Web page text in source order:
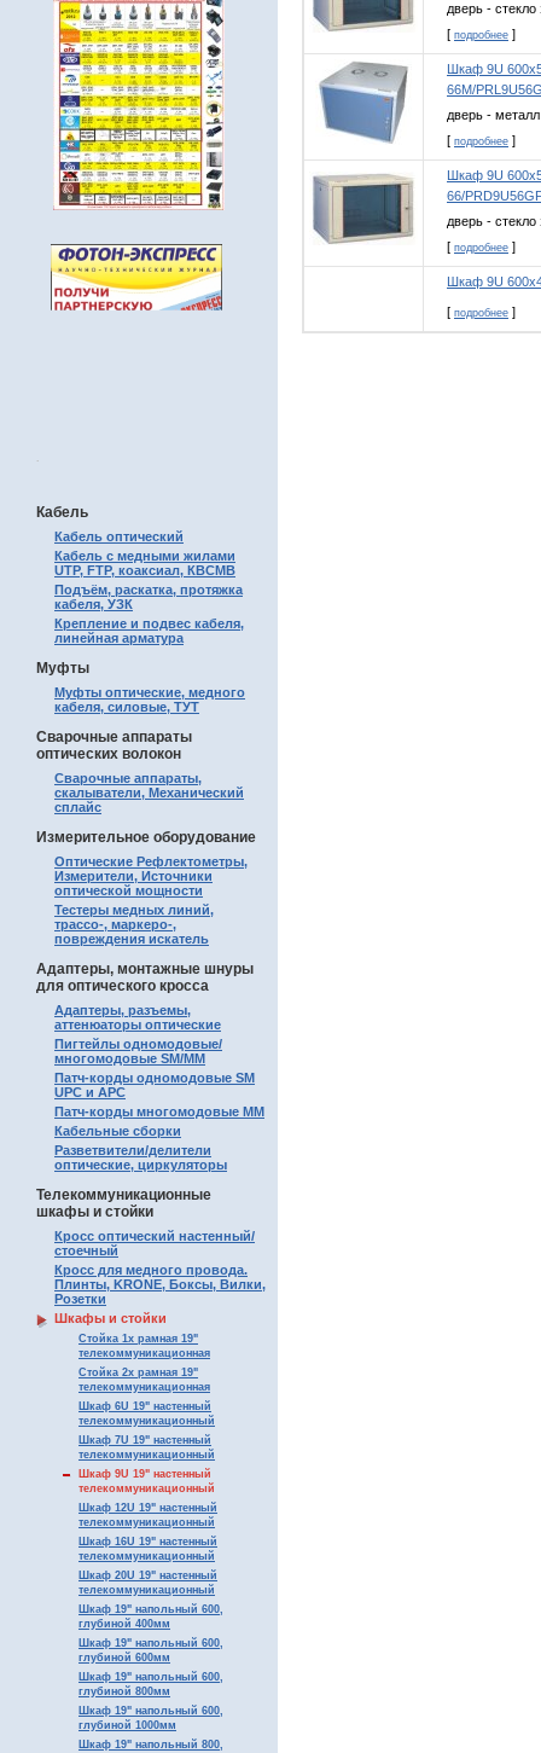
.
Кабель
Кабель оптический
Кабель с медными жилами
UTP, FTP, коаксиал, КВСМВ
Подъём, раскатка, протяжка
кабеля, УЗК
Крепление и подвес кабеля,
линейная арматура
Муфты
Муфты оптические, медного
кабеля, силовые, ТУТ
Сварочные аппараты
оптических волокон
Сварочные аппараты,
скалыватели, Механический
сплайс
Измерительное оборудование
Оптические Рефлектометры,
Измерители, Источники
оптической мощности
Тестеры медных линий,
трассо-, маркеро-,
повреждения искатель
Адаптеры, монтажные шнуры
для оптического кросса
Адаптеры, разъемы,
аттенюаторы оптические
Пигтейлы одномодовые/
многомодовые SM/MM
Патч-корды одномодовые SM
UPC и APC
Патч-корды многомодовые MM
Кабельные сборки
Разветвители/делители
оптические, циркуляторы
Телекоммуникационные
шкафы и стойки
Кросс оптический настенный/
стоечный
Кросс для медного провода.
Плинты, KRONE, Боксы, Вилки,
Розетки
Шкафы и стойки
Стойка 1х рамная 19"
телекоммуникационная
Стойка 2х рамная 19"
телекоммуникационная
Шкаф 6U 19" настенный
телекоммуникационный
Шкаф 7U 19" настенный
телекоммуникационный
Шкаф 9U 19" настенный
телекоммуникационный
Шкаф 12U 19" настенный
телекоммуникационный
Шкаф 16U 19" настенный
телекоммуникационный
Шкаф 20U 19" настенный
телекоммуникационный
Шкаф 19" напольный 600,
глубиной 400мм
Шкаф 19" напольный 600,
глубиной 600мм
Шкаф 19" напольный 600,
глубиной 800мм
Шкаф 19" напольный 600,
глубиной 1000мм
Шкаф 19" напольный 800,
дверь - стекло
[ подробнее ]
Шкаф 9U
66M/
дверь - металл
[ подробнее ]
Шкаф 9U
66/
дверь - стекло
[ подробнее ]
Шкаф 9U
[ подробнее ]